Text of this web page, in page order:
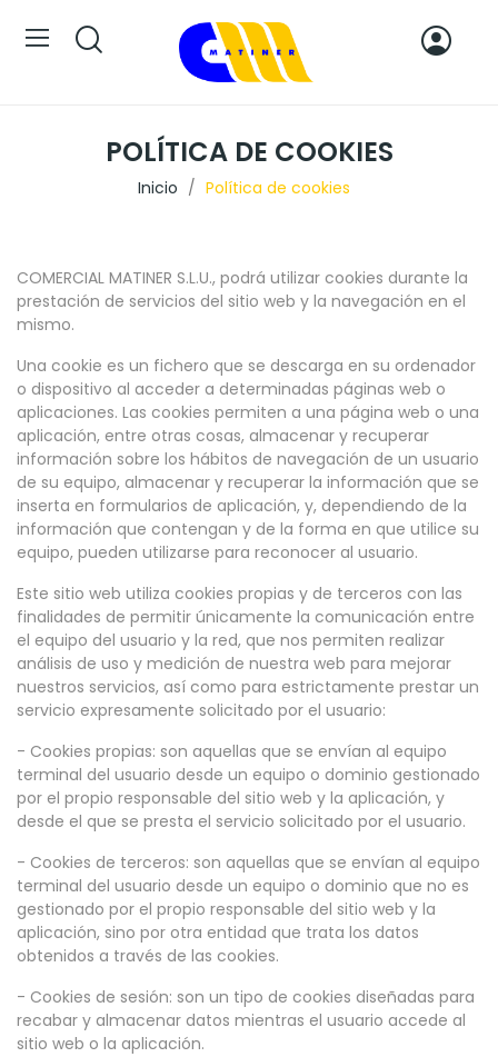
POLÍTICA DE COOKIES
Inicio Política de cookies
COMERCIAL MATINER S.L.U., podrá utilizar cookies durante la
prestación de servicios del sitio web y la navegación en el
mismo.
Una cookie es un fichero que se descarga en su ordenador
o dispositivo al acceder a determinadas páginas web o
aplicaciones. Las cookies permiten a una página web o una
aplicación, entre otras cosas, almacenar y recuperar
información sobre los hábitos de navegación de un usuario
de su equipo, almacenar y recuperar la información que se
inserta en formularios de aplicación, y, dependiendo de la
información que contengan y de la forma en que utilice su
equipo, pueden utilizarse para reconocer al usuario.
Este sitio web utiliza cookies propias y de terceros con las
finalidades de permitir únicamente la comunicación entre
el equipo del usuario y la red, que nos permiten realizar
análisis de uso y medición de nuestra web para mejorar
nuestros servicios, así como para estrictamente prestar un
servicio expresamente solicitado por el usuario:
- Cookies propias: son aquellas que se envían al equipo
terminal del usuario desde un equipo o dominio gestionado
por el propio responsable del sitio web y la aplicación, y
desde el que se presta el servicio solicitado por el usuario.
- Cookies de terceros: son aquellas que se envían al equipo
terminal del usuario desde un equipo o dominio que no es
gestionado por el propio responsable del sitio web y la
aplicación, sino por otra entidad que trata los datos
obtenidos a través de las cookies.
- Cookies de sesión: son un tipo de cookies diseñadas para
recabar y almacenar datos mientras el usuario accede al
sitio web o la aplicación.